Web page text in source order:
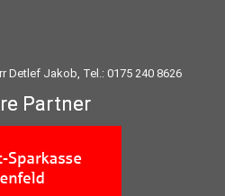
Detlef Jakob, Tel.: 0175 240 8626
Partner